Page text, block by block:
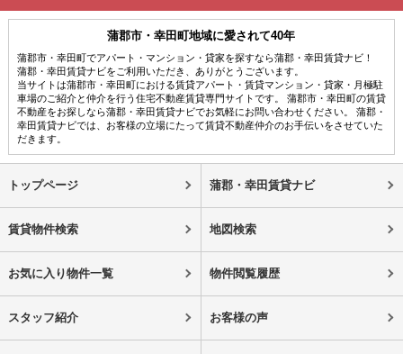
蒲郡市・幸田町地域に愛されて40年
蒲郡市・幸田町でアパート・マンション・貸家を探すなら蒲郡・幸田賃貸ナビ！
蒲郡・幸田賃貸ナビをご利用いただき、ありがとうございます。
当サイトは蒲郡市・幸田町における賃貸アパート・賃貸マンション・貸家・月極駐
車場のご紹介と仲介を行う住宅不動産賃貸専門サイトです。 蒲郡市・幸田町の賃貸
不動産をお探しなら蒲郡・幸田賃貸ナビでお気軽にお問い合わせください。 蒲郡・
幸田賃貸ナビでは、お客様の立場にたって賃貸不動産仲介のお手伝いをさせていた
だきます。
トップページ 蒲郡・幸田賃貸ナビ
賃貸物件検索 地図検索
お気に入り物件一覧 物件閲覧履歴
スタッフ紹介 お客様の声